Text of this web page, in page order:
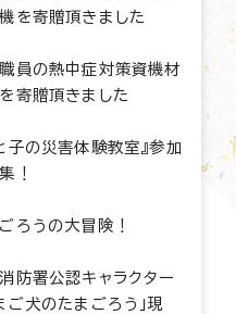
を寄贈頂きました
員の熱中症対策資機材
寄贈頂きました
子の災害体験教室』参加
！
ろうの大冒険！
防署公認キャラクター
ご犬のたまごろう」現